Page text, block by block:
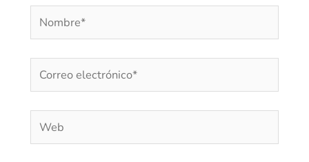
Nombre*
Correo
electrónico*
Web